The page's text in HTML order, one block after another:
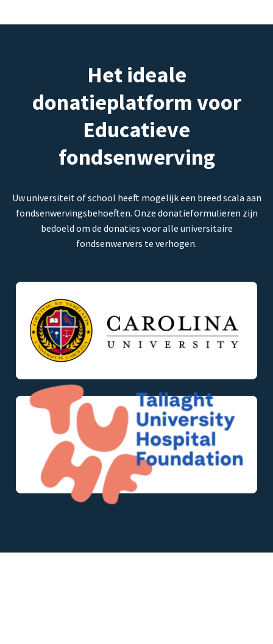
Het ideale
donatieplatform voor
Educatieve
fondsenwerving
Uw universiteit of school heeft mogelijk een breed scala aan
fondsenwervingsbehoeften. Onze donatieformulieren zijn
bedoeld om de donaties voor alle universitaire
fondsenwervers te verhogen.